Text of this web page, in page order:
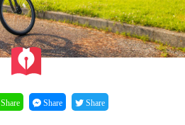
Share Share Share